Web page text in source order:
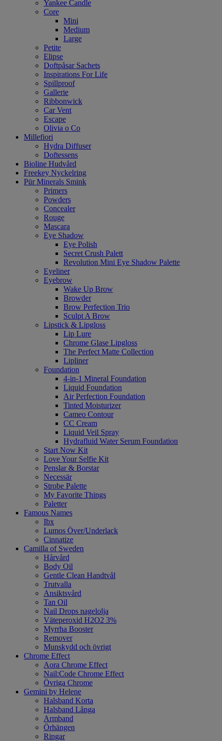
Yankee Candle
Core
Mini
Medium
Large
Petite
Elipse
Doftpåsar Sachets
Inspirations For Life
Spillproof
Gallerie
Ribbonwick
Car Vent
Escape
Olivia o Co
Millefiori
Hydra Diffuser
Doftessens
Bioline Hudvård
Freekey Nyckelring
Pür Minerals Smink
Primers
Powders
Concealer
Rouge
Mascara
Eye Shadow
Eye Polish
Secret Crush Palett
Revolution Mini Eye Shadow Palette
Eyeliner
Eyebrow
Wake Up Brow
Browder
Brow Perfection Trio
Sculpt A Brow
Lipstick & Lipgloss
Lip Lure
Chrome Glase Lipgloss
The Perfect Matte Collection
Lipliner
Foundation
4-in-1 Mineral Foundation
Liquid Foundation
Air Perfection Foundation
Tinted Moisturizer
Cameo Contour
CC Cream
Liquid Veil Spray
Hydrafluid Water Serum Foundation
Start Now Kit
Love Your Selfie Kit
Penslar & Borstar
Necessär
Strobe Palette
My Favorite Things
Paletter
Famous Names
Ibx
Lumos Över/Underlack
Cinnatize
Camilla of Sweden
Hårvård
Body Oil
Gentle Clean Handtvål
Trutvalla
Ansiktsvård
Tan Oil
Nail Drops nagelolja
Väteperoxid H2O2 3%
Myrrha Booster
Remover
Munskydd och övrigt
Chrome Effect
Aora Chrome Effect
Nail:Code Chrome Effect
Övriga Chrome
Gemini by Helene
Halsband Korta
Halsband Långa
Armband
Örhängen
Ringar